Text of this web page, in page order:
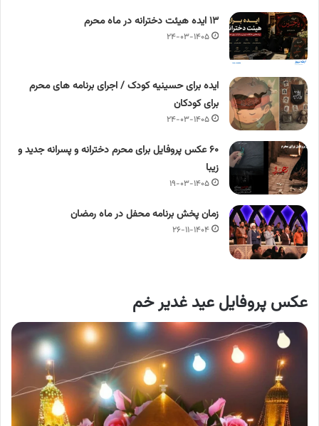
۱۳ ایده هیئت دخترانه در ماه محرم
۲۴-۰۳-۱۴۰۵
ایده برای حسینیه کودک / اجرای برنامه های محرم
برای کودکان
۲۴-۰۳-۱۴۰۵
۶۰ عکس پروفایل برای محرم دخترانه و پسرانه جدید و
زیبا
۱۹-۰۳-۱۴۰۵
زمان پخش برنامه محفل در ماه رمضان
۲۶-۱۱-۱۴۰۴
عکس پروفایل عید غدیر خم